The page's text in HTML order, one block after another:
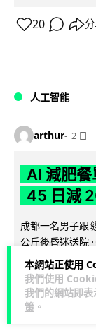
本網站正使用
我們使用
我們的網站即
策 。
20
人工智能
arthur 2 日
AI 減肥
45 日減
成都一名男子跟
公斤後昏迷送院
及多器官功能障
23 4↗